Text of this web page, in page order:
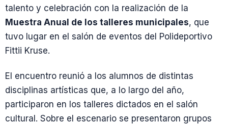
talento y celebración con la realización de la
Muestra Anual de los talleres municipales, que
tuvo lugar en el salón de eventos del Polideportivo
Fittii Kruse.
El encuentro reunió a los alumnos de distintas
disciplinas artísticas que, a lo largo del año,
participaron en los talleres dictados en el salón
cultural. Sobre el escenario se presentaron grupos